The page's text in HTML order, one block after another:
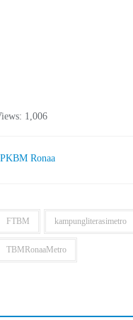
1,006
Ronaa
FTBM kampungliterasimetro
TBMRonaaMetro